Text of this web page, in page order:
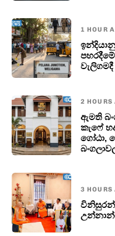
1 HOUR
2 HOURS
ඇමති
කැෆේ
ගෝඨා,
3 HOURS